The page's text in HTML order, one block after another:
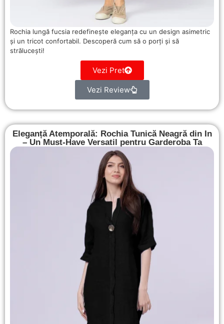
Rochia lungă fucsia redefinește eleganța cu un design asimetric
și un tricot confortabil. Descoperă cum să o porți și să
strălucești!
Vezi Pret
Vezi Review
Eleganță Atemporală: Rochia Tunică Neagră din In
– Un Must-Have Versatil pentru Garderoba Ta